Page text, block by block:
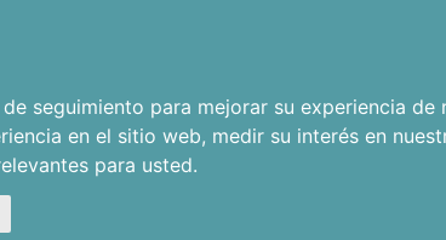
seguimiento para mejorar su experiencia de
en el sitio web, medir su interés en
para usted.